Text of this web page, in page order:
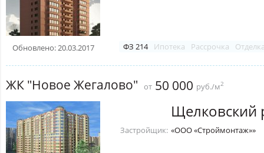
Обновлено: 20.03.2017 ФЗ 214 Ипотека Рассрочка
ЖК "Новое Жегалово" от 50 000 руб./м2
Щелковский
Застройщик: «ООО «Строймонтаж»»